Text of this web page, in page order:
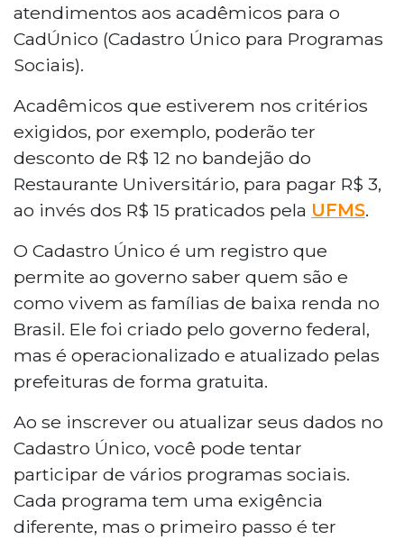
atendimentos aos acadêmicos para o
CadÚnico (Cadastro Único para Programas
Sociais).
Acadêmicos que estiverem nos critérios
exigidos, por exemplo, poderão ter
desconto de R$ 12 no bandejão do
Restaurante Universitário, para pagar R$ 3,
ao invés dos R$ 15 praticados pela UFMS.
O Cadastro Único é um registro que
permite ao governo saber quem são e
como vivem as famílias de baixa renda no
Brasil. Ele foi criado pelo governo federal,
mas é operacionalizado e atualizado pelas
prefeituras de forma gratuita.
Ao se inscrever ou atualizar seus dados no
Cadastro Único, você pode tentar
participar de vários programas sociais.
Cada programa tem uma exigência
diferente, mas o primeiro passo é ter